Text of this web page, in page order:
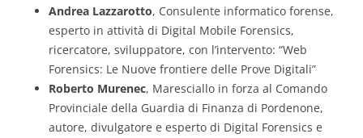
Andrea Lazzarotto, Consulente informatico forense,
esperto in attività di Digital Mobile Forensics,
ricercatore, sviluppatore, con l’intervento: “Web
Forensics: Le Nuove frontiere delle Prove Digitali”
Roberto Murenec, Maresciallo in forza al Comando
Provinciale della Guardia di Finanza di Pordenone,
autore, divulgatore e esperto di Digital Forensics e